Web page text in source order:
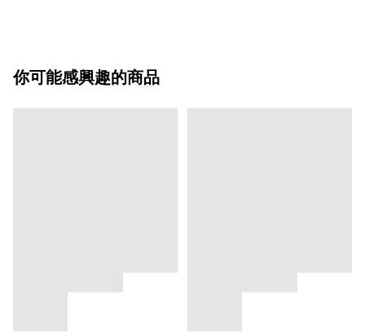
你可能感興趣的商品